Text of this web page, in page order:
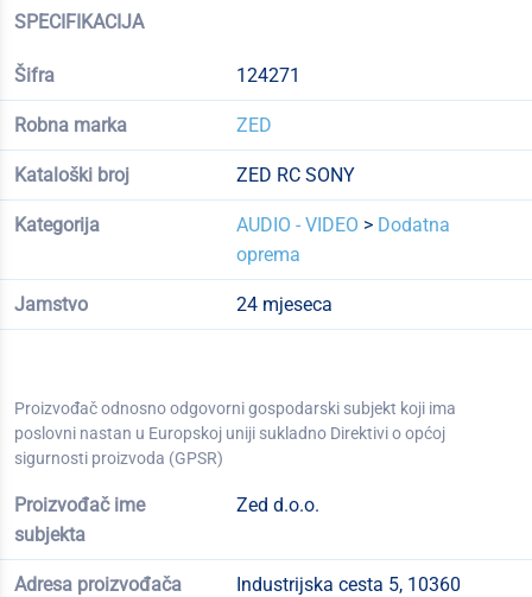
SPECIFIKACIJA
Šifra 124271
Robna marka ZED
Kataloški broj ZED RC SONY
Kategorija AUDIO - VIDEO > Dodatna
oprema
Jamstvo 24 mjeseca
Proizvođač odnosno odgovorni gospodarski subjekt koji ima
poslovni nastan u Europskoj uniji sukladno Direktivi o općoj
sigurnosti proizvoda (GPSR)
Proizvođač ime
subjekta
Zed d.o.o.
Adresa proizvođača
Industrijska cesta 5, 10360